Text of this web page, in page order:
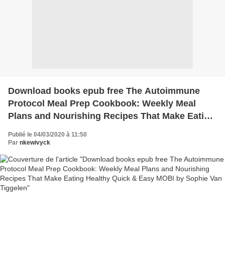
Download books epub free The Autoimmune
Protocol Meal Prep Cookbook: Weekly Meal
Plans and Nourishing Recipes That Make Eating
Tiggelen
Publié le 04/03/2020 à 11:50
Par nkewivyck